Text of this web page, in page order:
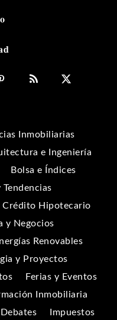
Inmobiliarias
e Ingeniería
Bolsa e Índices
Crédito Hipotecario
y Negocios
Renovables
y Proyectos
Ferias y Eventos
Inmobiliaria
Debates
Impuestos